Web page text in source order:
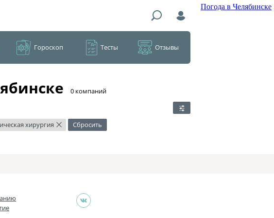
Погода в Челябинске
Гороскоп Тесты Отзывы
​0 компаний
хирургия × Сбросить